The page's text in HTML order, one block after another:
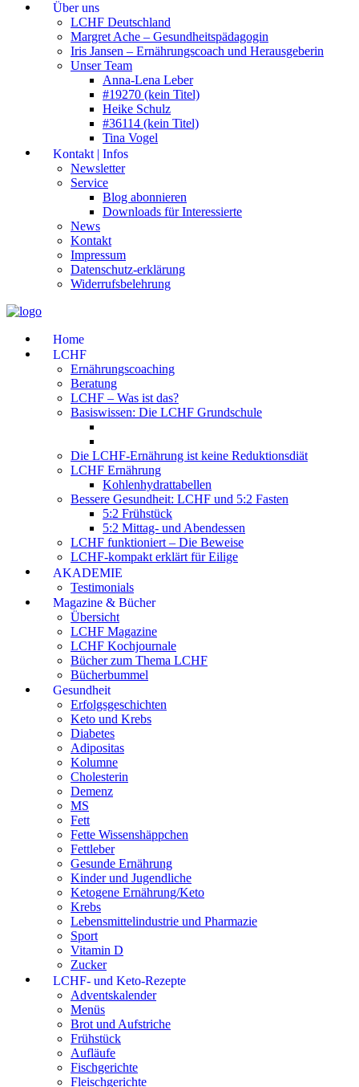
Über uns
LCHF Deutschland
Margret Ache – Gesundheitspädagogin
Iris Jansen – Ernährungscoach und Herausgeberin
Unser Team
Anna-Lena Leber
#19270 (kein Titel)
Heike Schulz
#36114 (kein Titel)
Tina Vogel
Kontakt | Infos
Newsletter
Service
Blog abonnieren
Downloads für Interessierte
News
Kontakt
Impressum
Datenschutz-erklärung
Widerrufsbelehrung
Home
LCHF
Ernährungscoaching
Beratung
LCHF – Was ist das?
Basiswissen: Die LCHF Grundschule
Die LCHF-Ernährung ist keine Reduktionsdiät
LCHF Ernährung
Kohlenhydrattabellen
Bessere Gesundheit: LCHF und 5:2 Fasten
5:2 Frühstück
5:2 Mittag- und Abendessen
LCHF funktioniert – Die Beweise
LCHF-kompakt erklärt für Eilige
AKADEMIE
Testimonials
Magazine & Bücher
Übersicht
LCHF Magazine
LCHF Kochjournale
Bücher zum Thema LCHF
Bücherbummel
Gesundheit
Erfolgsgeschichten
Keto und Krebs
Diabetes
Adipositas
Kolumne
Cholesterin
Demenz
MS
Fett
Fette Wissenshäppchen
Fettleber
Gesunde Ernährung
Kinder und Jugendliche
Ketogene Ernährung/Keto
Krebs
Lebensmittelindustrie und Pharmazie
Sport
Vitamin D
Zucker
LCHF- und Keto-Rezepte
Adventskalender
Menüs
Brot und Aufstriche
Frühstück
Aufläufe
Fischgerichte
Fleischgerichte